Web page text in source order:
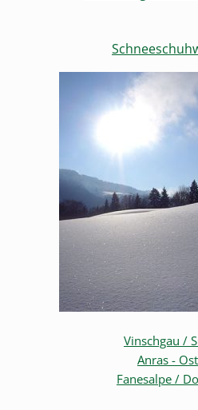
Vinschgau /
Anras -
Fanesalpe /